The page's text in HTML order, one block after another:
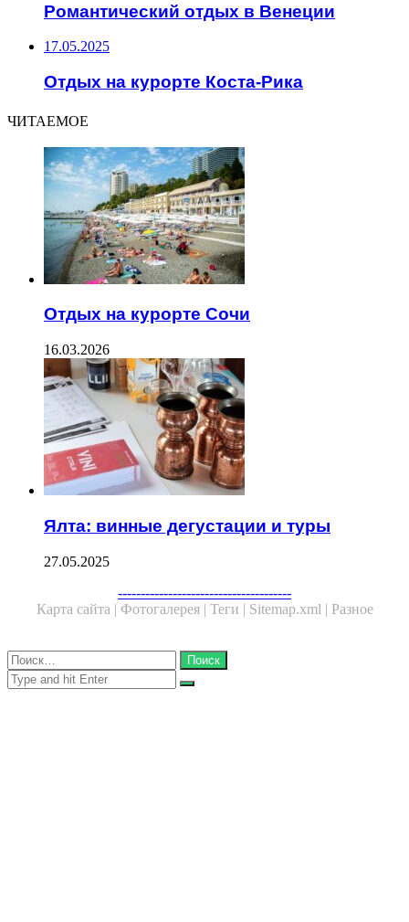
Романтический отдых в Венеции
17.05.2025
Отдых на курорте Коста-Рика
ЧИТАЕМОЕ
Отдых на курорте Сочи
16.03.2026
Ялта: винные дегустации и туры
27.05.2025
--------------------------------------
Карта сайта | Фотогалерея | Теги | Sitemap.xml | Разное
Close
Найти:
Close
Search